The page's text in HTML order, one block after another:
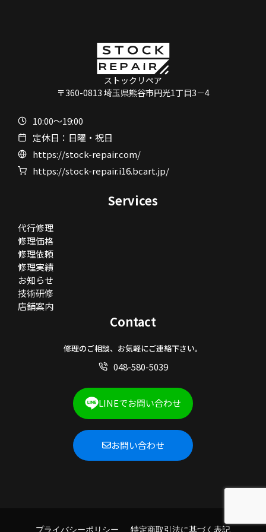
ストックリペア
〒360-0813 埼玉県熊谷市円光1丁目3－4
10:00〜19:00
定休日：日曜・祝日
https://stock-repair.com/
https://stock-repair.i16.bcart.jp/
Services
代行修理
修理価格
修理依頼
修理実績
お知らせ
技術研修
店舗案内
Contact
修理のご相談、お気軽にご連絡下さい。
048-580-5039
LINEでお問い合わせ
お問い合わせ
プライバシーポリシー 特定商取引法に基づく表記